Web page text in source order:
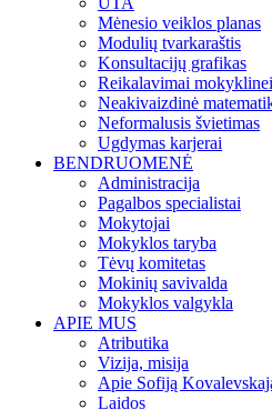
Mėnesio veiklos planas
Modulių tvarkaraštis
Konsultacijų grafikas
Reikalavimai
Neakivaizdinė
Neformalusis švietimas
Ugdymas karjerai
BENDRUOMENĖ
Administracija
Pagalbos specialistai
Mokytojai
Mokyklos taryba
Tėvų komitetas
Mokinių savivalda
Mokyklos valgykla
APIE MUS
Atributika
Vizija, misija
Apie Sofiją
Laidos